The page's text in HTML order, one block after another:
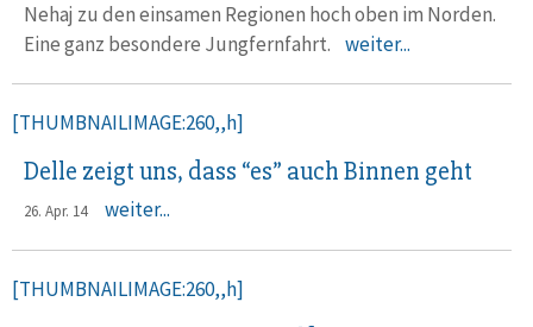
Nehaj zu den einsamen Regionen hoch oben im Norden.
Eine ganz besondere Jungfernfahrt. weiter...
[THUMBNAILIMAGE:260,,h]
Delle zeigt uns, dass “es” auch Binnen geht
26. Apr. 14 weiter...
[THUMBNAILIMAGE:260,,h]